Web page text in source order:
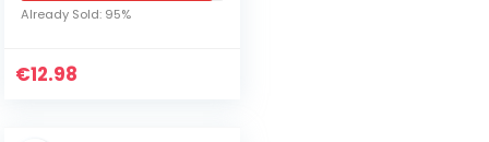
Already Sold: 95%
€12.98